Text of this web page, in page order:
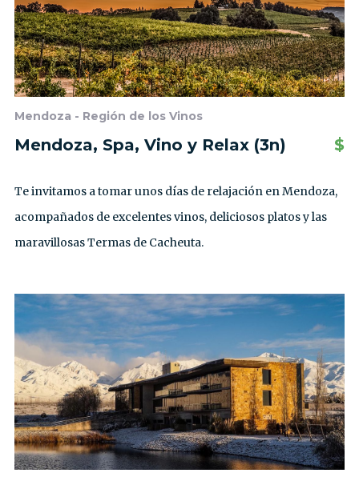
Mendoza - Región de los Vinos
Mendoza, Spa, Vino y Relax (3n) $
Te invitamos a tomar unos días de relajación en Mendoza,
acompañados de excelentes vinos, deliciosos platos y las
maravillosas Termas de Cacheuta.